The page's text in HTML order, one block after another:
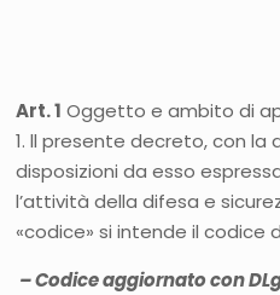
Art. 1 Oggetto e ambito di
1. ll presente decreto, con la
disposizioni da esso
l’attività della difesa e
«codice» si intende il codice
– Codice aggiornato con